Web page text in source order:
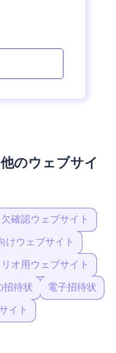
のウェブサイ
確認ウェブサイト
けウェブサイト
オ用ウェブサイト
招待状
電子招待状
イト